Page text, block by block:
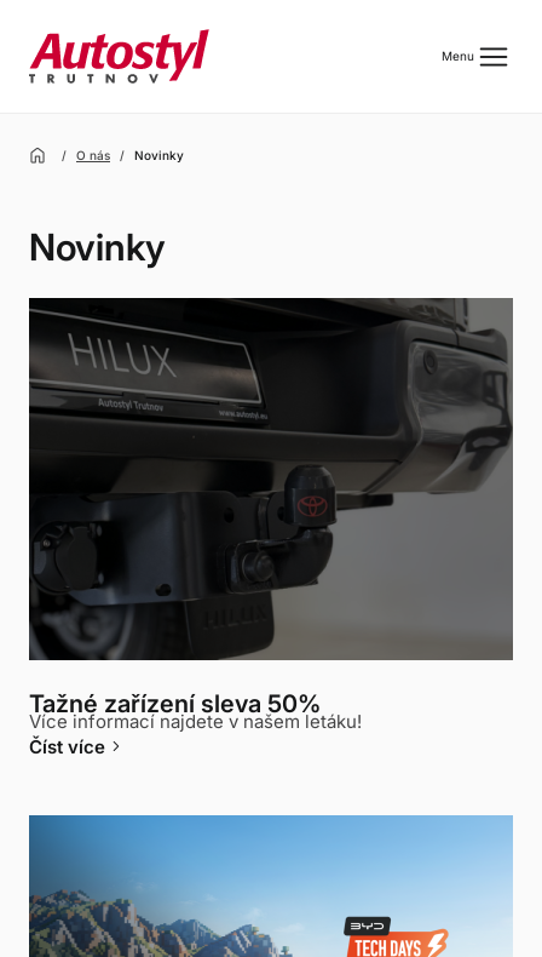
Menu menu
home O nás Novinky
Novinky
Tažné zařízení sleva 50%
Více informací najdete v našem letáku!
Číst více keyboard_arrow_right